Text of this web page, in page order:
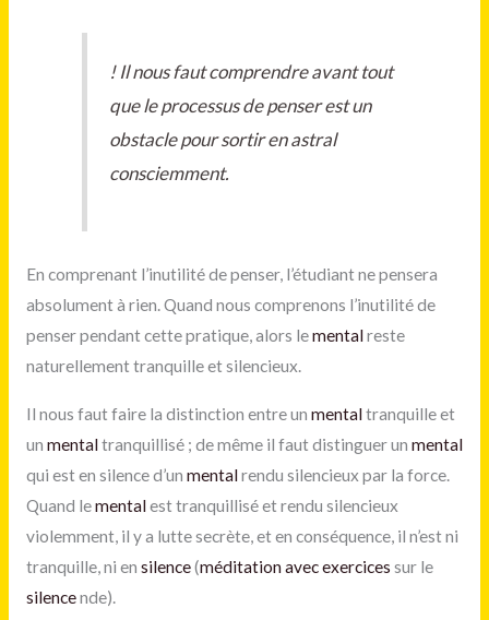
!Il nous faut comprendre avant tout
que le processus de penser est un
obstacle pour sortir en astral
consciemment.
En comprenant l’inutilité de penser, l’étudiant ne pensera
absolument à rien. Quand nous comprenons l’inutilité de
penser pendant cette pratique, alors lementalreste
naturellement tranquille et silencieux.
Il nous faut faire la distinction entre un mentaltranquille et
un mentaltranquillisé ; de même il faut distinguer un mental
qui est en silence d’un mentalrendu silencieux par la force.
Quand lementalest tranquillisé et rendu silencieux
violemment, il y a lutte secrète, et en conséquence, il n’est ni
tranquille, ni en silence(méditation avec exercices sur le
silencende).